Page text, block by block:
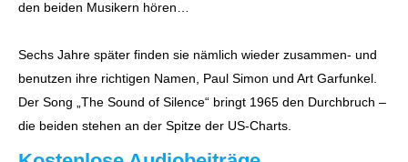
den beiden Musikern hören…
Sechs Jahre später finden sie nämlich wieder zusammen- und
benutzen ihre richtigen Namen, Paul Simon und Art Garfunkel.
Der Song „The Sound of Silence“ bringt 1965 den Durchbruch –
die beiden stehen an der Spitze der US-Charts.